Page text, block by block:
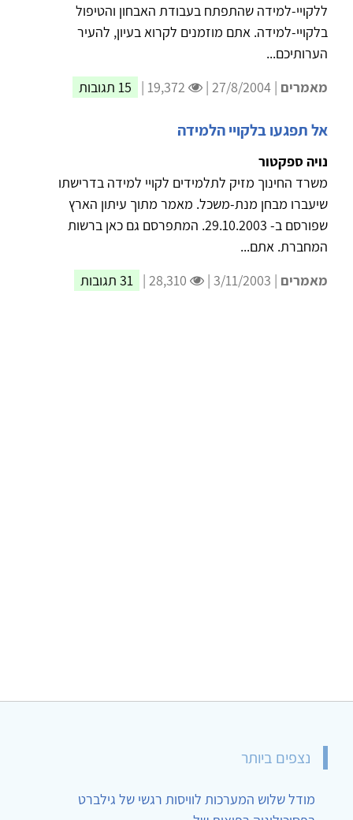
ללקויי-למידה שהתפתח בעבודת האבחון והטיפול
בלקויי-למידה. אתם מוזמנים לקרוא בעיון, להעיר
הערותיכם...
מאמרים | 27/8/2004 | 15 תגובות
אל תפגעו בלקויי הלמידה
נויה ספקטור
משרד החינוך מזיק לתלמידים לקויי למידה בדרישתו
שיעברו מבחן מנת-משכל. מאמר מתוך עיתון הארץ
שפורסם ב- 29.10.2003. המתפרסם גם כאן ברשות
המחברת. אתם...
מאמרים | 3/11/2003 | 31 תגובות
נצפים ביותר
מודל שלוש המערכות לוויסות רגשי של גילברט